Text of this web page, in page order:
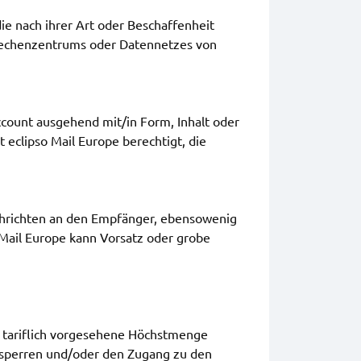
nach ihrer Art oder Beschaffenheit
oder Datennetzes von
ausgehend mit/in Form, Inhalt oder
Mail Europe berechtigt, die
an den Empfänger, ebensowenig
Europe kann Vorsatz oder grobe
vorgesehene Höchstmenge
und/oder den Zugang zu den